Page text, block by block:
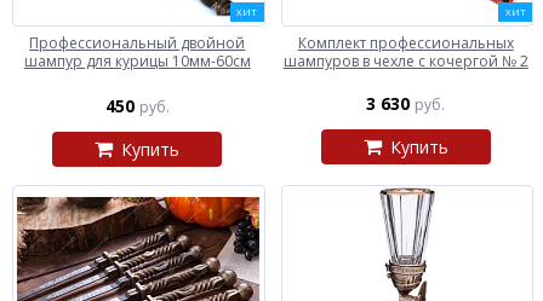
ХИТ
Профессиональный двойной
шампур для курицы 10мм-60см
450 руб.
Купить
ХИТ
Комплект профессиональных
шампуров в чехле с кочергой № 2
3 630 руб.
Купить